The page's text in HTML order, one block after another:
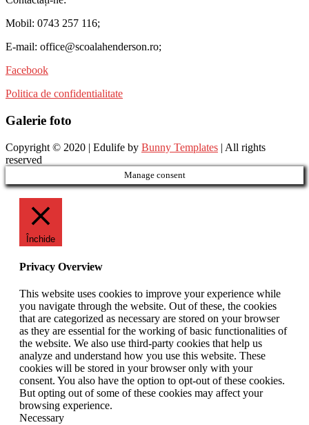
Mobil: 0743 257 116;
E-mail: office@scoalahenderson.ro;
Facebook
Politica de confidentialitate
Galerie foto
Copyright © 2020 | Edulife by Bunny Templates | All rights
reserved
Manage consent
Închide
Privacy Overview
This website uses cookies to improve your experience while
you navigate through the website. Out of these, the cookies
that are categorized as necessary are stored on your browser
as they are essential for the working of basic functionalities of
the website. We also use third-party cookies that help us
analyze and understand how you use this website. These
cookies will be stored in your browser only with your
consent. You also have the option to opt-out of these cookies.
But opting out of some of these cookies may affect your
browsing experience.
Necessary